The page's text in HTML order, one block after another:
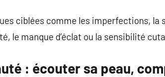
ciblées comme les imperfections, la
le manque d’éclat ou la sensibilité
: écouter sa peau,